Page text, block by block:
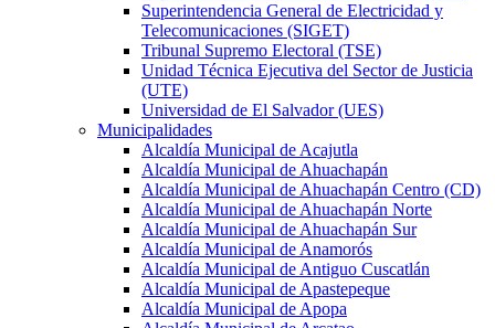
Superintendencia General de Electricidad y
Telecomunicaciones (SIGET)
Tribunal Supremo Electoral (TSE)
Unidad Técnica Ejecutiva del Sector de Justicia
(UTE)
Universidad de El Salvador (UES)
Municipalidades
Alcaldía Municipal de Acajutla
Alcaldía Municipal de Ahuachapán
Alcaldía Municipal de Ahuachapán Centro (CD)
Alcaldía Municipal de Ahuachapán Norte
Alcaldía Municipal de Ahuachapán Sur
Alcaldía Municipal de Anamorós
Alcaldía Municipal de Antiguo Cuscatlán
Alcaldía Municipal de Apastepeque
Alcaldía Municipal de Apopa